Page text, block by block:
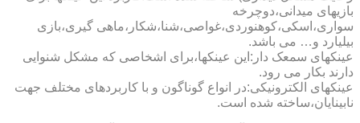
بازیهای میدانی،دوچرخه
سواری،اسکی،کوهنوردی،غواصی،شنا،شکار،ماهی گیری،بازی
بیلیارد و… می باشد.
عینکهای سمعک دار:این عینکها،برای اشخاصی که مشکل شنوایی
دارند بکار می رود.
عینکهای الکترونیکی:در انواع گوناگون و با کاربردهای مختلف جهت
نابینایان،ساخته شده است.